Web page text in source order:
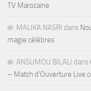
TV Marocaine
MALIKA NASRI dans
magie célèbres
ANSUMOU BILALI dans
– Match d’Ouverture Live